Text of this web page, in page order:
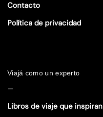
Contacto
Política de privacidad
Viajá como un experto
—
Libros de viaje que inspiran